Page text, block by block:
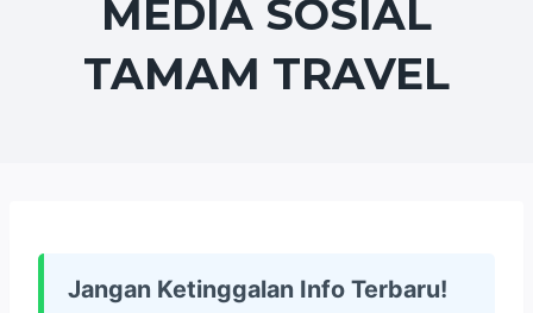
MEDIA SOSIAL
TAMAM TRAVEL
Jangan Ketinggalan Info Terbaru!